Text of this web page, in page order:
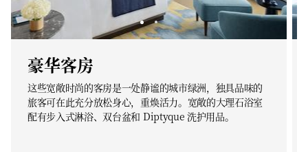
豪华客房
这些宽敞时尚的客房是一处静谧的城市绿洲，独具品味的
旅客可在此充分放松身心，重焕活力。宽敞的大理石浴室
配有步入式淋浴、双台盆和 Diptyque 洗护用品。